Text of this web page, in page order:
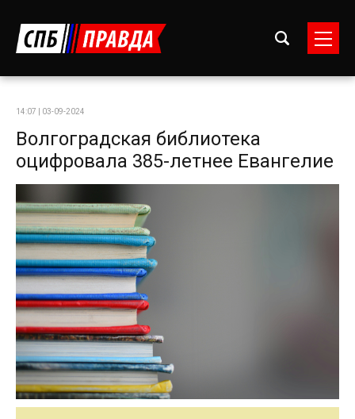
14:07 | 03-09-2024
Волгоградская библиотека
оцифровала 385-летнее Евангелие